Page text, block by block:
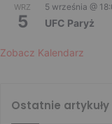
WRZ
5
5 września @
UFC Paryż
Zobacz Kalendarz
Ostatnie artykuły